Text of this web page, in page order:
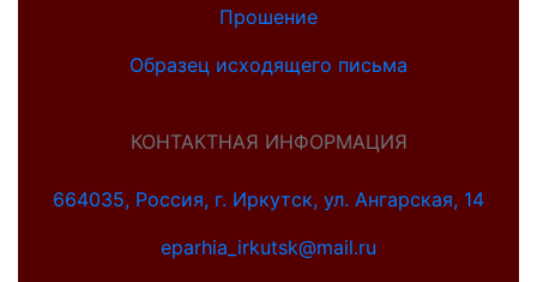
Прошение
Образец исходящего письма
КОНТАКТНАЯ ИНФОРМАЦИЯ
664035, Россия, г. Иркутск, ул. Ангарская, 14
eparhia_irkutsk@mail.ru